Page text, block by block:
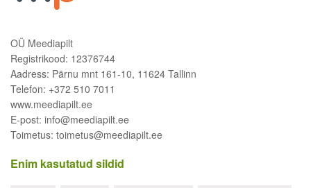
OÜ Meediapilt
Registrikood: 12376744
Aadress: Pärnu mnt 161-10, 11624 Tallinn
Telefon: +372 510 7011
www.meediapilt.ee
E-post: info@meediapilt.ee
Toimetus: toimetus@meediapilt.ee
Enim kasutatud sildid